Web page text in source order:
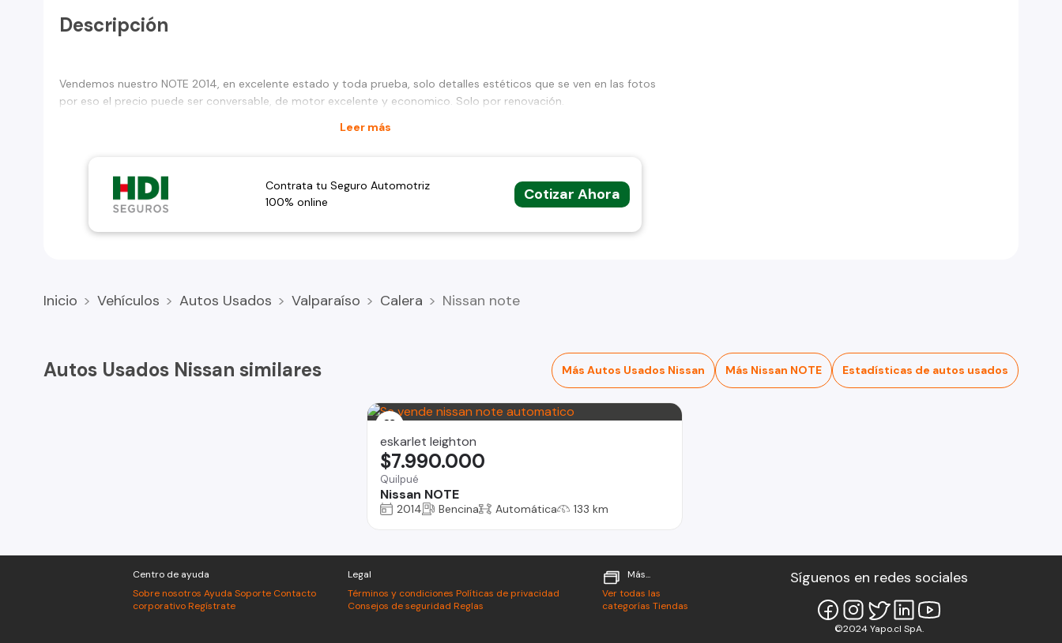
Descripción
Vendemos nuestro NOTE 2014, en excelente estado y toda prueba, solo detalles estéticos que se ven en las fotos
por eso el precio puede ser conversable, de motor excelente y economico. Solo por renovación.
Leer más
Contrata tu Seguro Automotriz
100% online
Cotizar Ahora
Inicio Vehículos Autos Usados Valparaíso Calera Nissan note
Autos Usados Nissan similares Más Autos Usados Nissan Más Nissan NOTE Estadísticas de autos usados
eskarlet leighton
Quilpué
Nissan NOTE
$7.990.000
2014 Bencina Automática 133 km
Centro de ayuda
Sobre nosotros Ayuda Soporte Contacto
corporativo Regístrate
Legal
Términos y condiciones Políticas de privacidad
Consejos de seguridad Reglas
Más...
Ver todas las
categorías Tiendas
Síguenos en redes sociales
©2024 Yapo.cl SpA.